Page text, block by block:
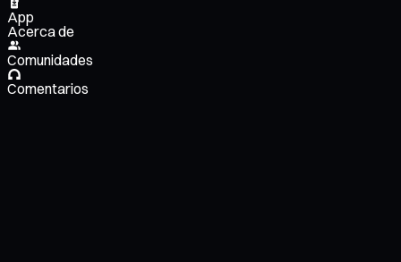
App
Acerca de
Comunidades
Comentarios